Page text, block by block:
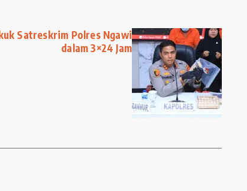
Satreskrim Polres Ngawi
dalam 3×24 Jam